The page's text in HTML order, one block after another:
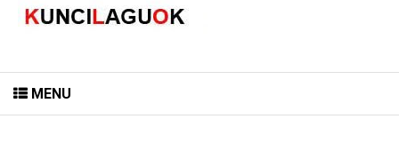
MENU